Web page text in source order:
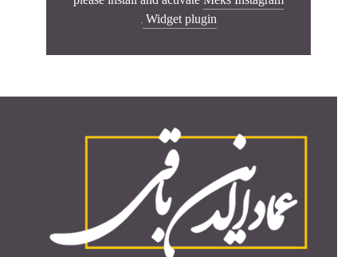
Widget plugin
.